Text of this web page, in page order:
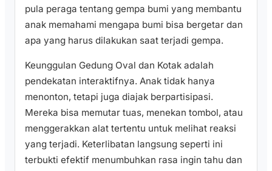
pula peraga tentang gempa bumi yang membantu
anak memahami mengapa bumi bisa bergetar dan
apa yang harus dilakukan saat terjadi gempa.
Keunggulan Gedung Oval dan Kotak adalah
pendekatan interaktifnya. Anak tidak hanya
menonton, tetapi juga diajak berpartisipasi.
Mereka bisa memutar tuas, menekan tombol, atau
menggerakkan alat tertentu untuk melihat reaksi
yang terjadi. Keterlibatan langsung seperti ini
terbukti efektif menumbuhkan rasa ingin tahu dan